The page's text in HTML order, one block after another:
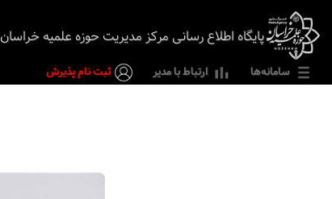
پایگاه اطلاع رسانی مرکز مدیریت حوزه علمیه خراسان
سامانه‌ها ارتباط با مدیر ثبت نام پذیرش